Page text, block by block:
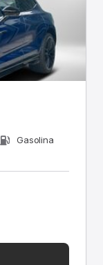
Gasolina